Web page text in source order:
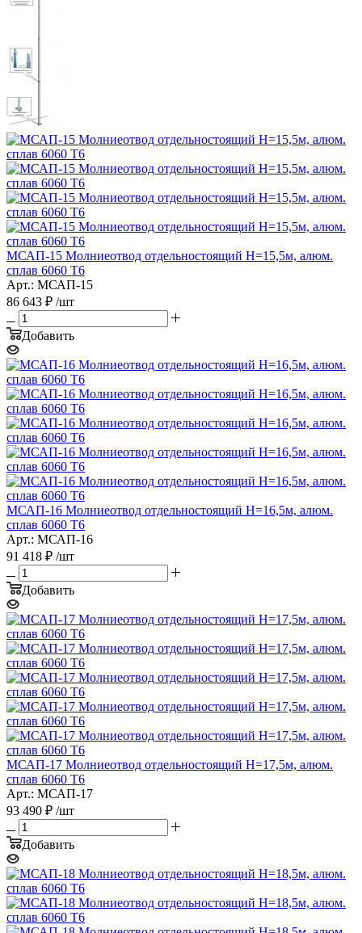
МСАП-15 Молниеотвод отдельностоящий H=15,5м, алюм.
сплав 6060 T6
Арт.: МСАП-15
86 643 ₽ /шт
Добавить
МСАП-16 Молниеотвод отдельностоящий H=16,5м, алюм.
сплав 6060 T6
Арт.: МСАП-16
91 418 ₽ /шт
Добавить
МСАП-17 Молниеотвод отдельностоящий H=17,5м, алюм.
сплав 6060 T6
Арт.: МСАП-17
93 490 ₽ /шт
Добавить